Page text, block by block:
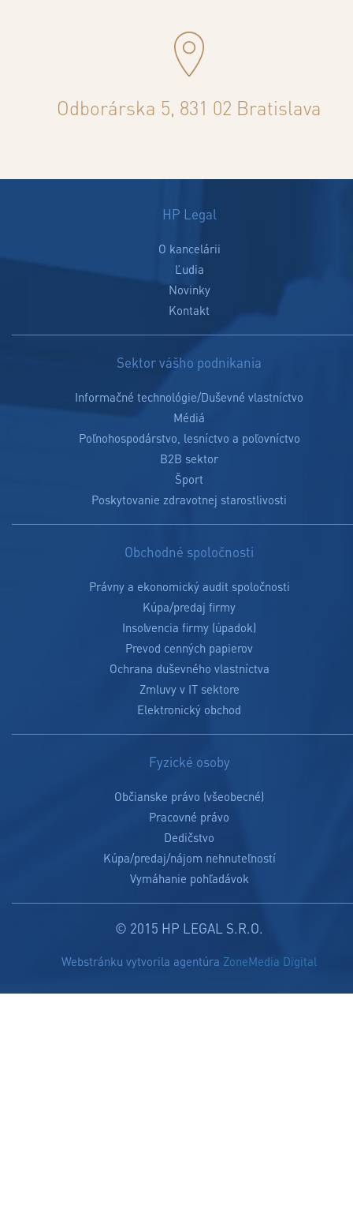
Odborárska 5, 831 02 Bratislava
HP Legal
O kancelárii
Ľudia
Novinky
Kontakt
Sektor vášho podnikania
Informačné technológie/Duševné vlastníctvo
Médiá
Poľnohospodárstvo, lesníctvo a poľovníctvo
B2B sektor
Šport
Poskytovanie zdravotnej starostlivosti
Obchodné spoločnosti
Právny a ekonomický audit spoločnosti
Kúpa/predaj firmy
Insolvencia firmy (úpadok)
Prevod cenných papierov
Ochrana duševného vlastníctva
Zmluvy v IT sektore
Elektronický obchod
Fyzické osoby
Občianske právo (všeobecné)
Pracovné právo
Dedičstvo
Kúpa/predaj/nájom nehnuteľností
Vymáhanie pohľadávok
© 2015 HP LEGAL S.R.O.
Webstránku vytvorila agentúra ZoneMedia Digital